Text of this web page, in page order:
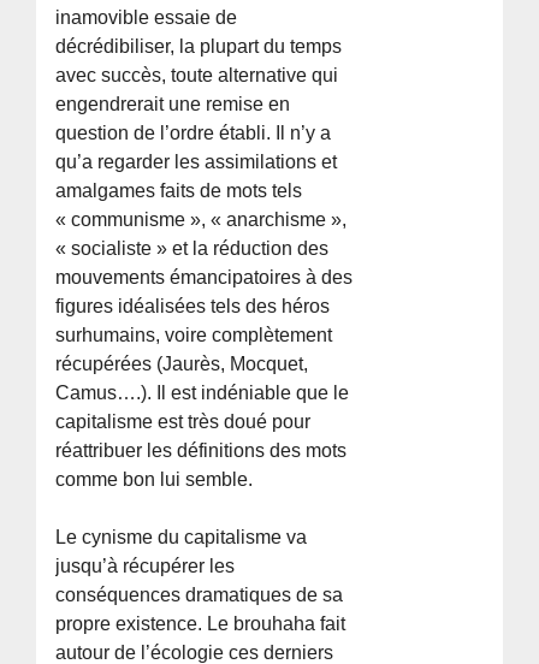
inamovible essaie de
décrédibiliser, la plupart du temps
avec succès, toute alternative qui
engendrerait une remise en
question de l’ordre établi. Il n’y a
qu’a regarder les assimilations et
amalgames faits de mots tels
« communisme », « anarchisme »,
« socialiste » et la réduction des
mouvements émancipatoires à des
figures idéalisées tels des héros
surhumains, voire complètement
récupérées (Jaurès, Mocquet,
Camus….). Il est indéniable que le
capitalisme est très doué pour
réattribuer les définitions des mots
comme bon lui semble.
Le cynisme du capitalisme va
jusqu’à récupérer les
conséquences dramatiques de sa
propre existence. Le brouhaha fait
autour de l’écologie ces derniers